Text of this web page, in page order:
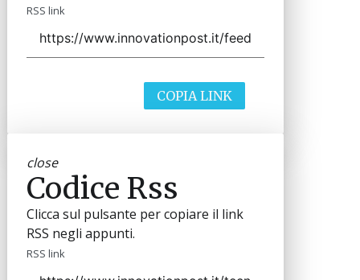
RSS link
COPIA LINK
close
Codice Rss
Clicca sul pulsante per copiare il link
RSS negli appunti.
RSS link